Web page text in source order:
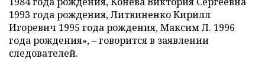
1993 года рождения, Литвиненко Кирилл
Игоревич 1995 года рождения, Максим Л. 1996
года рождения», – говорится в заявлении
следователей.